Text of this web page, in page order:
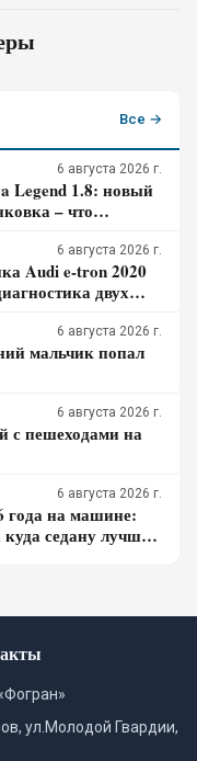
Все →
6 августа 2026 г.
Legend 1.8: новый
– что
6 августа 2026 г.
Audi e-tron 2020
двух
6 августа 2026 г.
мальчик попал
6 августа 2026 г.
с пешеходами на
6 августа 2026 г.
года на машине:
седану лучше
ул.Молодой Гвардии,